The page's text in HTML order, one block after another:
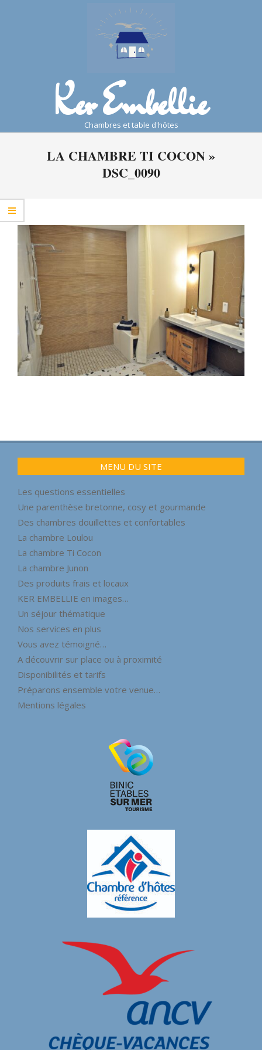
Ker Embellie
chambres et table d'hôtes
LA CHAMBRE TI COCON »
DSC_0090
02-
MENU DU SITE
Les questions essentielles
Une parenthèse bretonne, cosy et gourmande
Des chambres douillettes et confortables
La chambre Loulou
La chambre Ti Cocon
La chambre Junon
Des produits frais et locaux
KER EMBELLIE en images…
Un séjour thématique
Nos services en plus
Vous avez témoigné…
A découvrir sur place ou à proximité
Disponibilités et tarifs
Préparons ensemble votre venue…
Mentions légales